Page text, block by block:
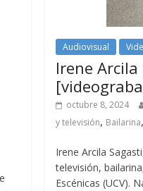
Audiovisual
Irene Arcila
octubre 8, 2024
y televisión, Bailarina,
Irene Arcila
televisión,
Escénicas (UCV).